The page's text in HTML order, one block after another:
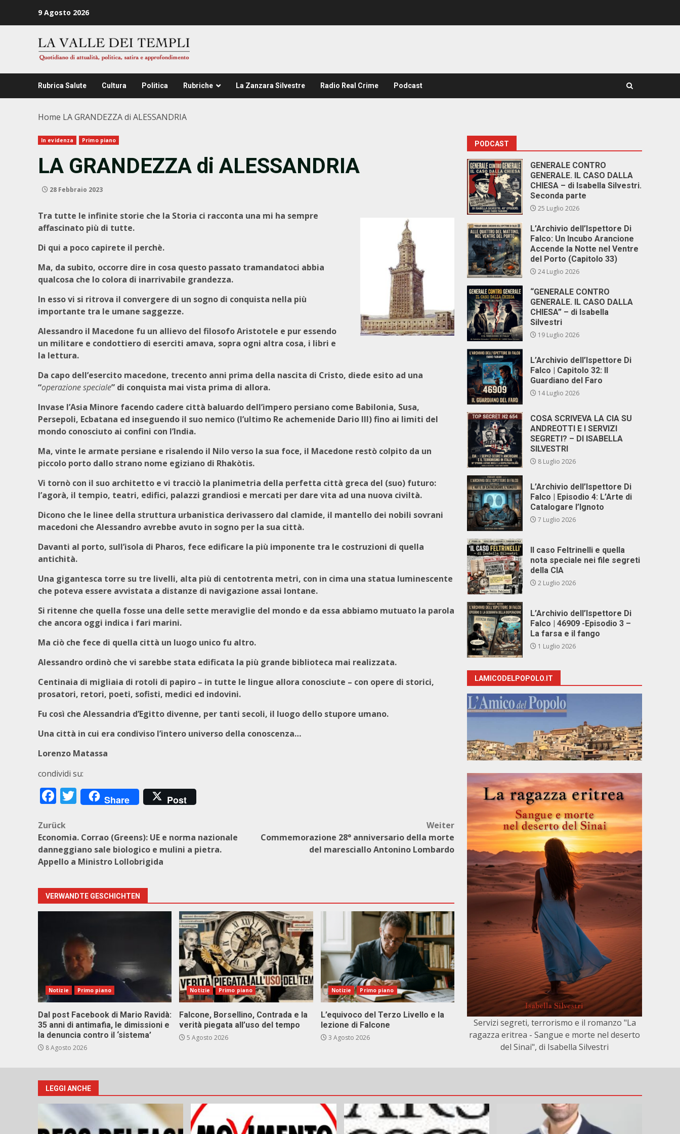
9 Agosto 2026
Rubrica Salute Cultura Politica Rubriche La Zanzara Silvestre Radio Real Crime Podcast
Home LA GRANDEZZA di ALESSANDRIA
In evidenza Primo piano
LA GRANDEZZA di ALESSANDRIA
28 Febbraio 2023
Tra tutte le infinite storie che la Storia ci racconta una mi ha sempre
affascinato più di tutte.
Di qui a poco capirete il perchè.
Ma, da subito, occorre dire in cosa questo passato tramandatoci abbia
qualcosa che lo colora di inarrivabile grandezza.
In esso vi si ritrova il convergere di un sogno di conquista nella più
importante tra le umane saggezze.
Alessandro il Macedone fu un allievo del filosofo Aristotele e pur essendo
un militare e condottiero di eserciti amava, sopra ogni altra cosa, i libri e
la lettura.
Da capo dell’esercito macedone, trecento anni prima della nascita di Cristo, diede esito ad una
“operazione speciale” di conquista mai vista prima di allora.
Invase l’Asia Minore facendo cadere città baluardo dell’impero persiano come Babilonia, Susa,
Persepoli, Ecbatana ed inseguendo il suo nemico (l’ultimo Re achemenide Dario III) fino ai limiti del
mondo conosciuto ai confini con l’India.
Ma, vinte le armate persiane e risalendo il Nilo verso la sua foce, il Macedone restò colpito da un
piccolo porto dallo strano nome egiziano di Rhakòtis.
Vi tornò con il suo architetto e vi tracciò la planimetria della perfetta città greca del (suo) futuro:
l’agorà, il tempio, teatri, edifici, palazzi grandiosi e mercati per dare vita ad una nuova civiltà.
Dicono che le linee della struttura urbanistica derivassero dal clamide, il mantello dei nobili sovrani
macedoni che Alessandro avrebbe avuto in sogno per la sua città.
Davanti al porto, sull’isola di Pharos, fece edificare la più imponente tra le costruzioni di quella
antichità.
Una gigantesca torre su tre livelli, alta più di centotrenta metri, con in cima una statua luminescente
che poteva essere avvistata a distanze di navigazione assai lontane.
Si ritenne che quella fosse una delle sette meraviglie del mondo e da essa abbiamo mutuato la parola
che ancora oggi indica i fari marini.
Ma ciò che fece di quella città un luogo unico fu altro.
Alessandro ordinò che vi sarebbe stata edificata la più grande biblioteca mai realizzata.
Centinaia di migliaia di rotoli di papiro – in tutte le lingue allora conosciute – con opere di storici,
prosatori, retori, poeti, sofisti, medici ed indovini.
Fu così che Alessandria d’Egitto divenne, per tanti secoli, il luogo dello stupore umano.
Una città in cui era condiviso l’intero universo della conoscenza…
Lorenzo Matassa
condividi su:
Facebook
Twitter
Share Post
Beitragsnavigation
Zurück
Economia. Corrao (Greens): UE e norma nazionale
danneggiano sale biologico e mulini a pietra.
Appello a Ministro Lollobrigida
Weiter
Commemorazione 28° anniversario della morte
del maresciallo Antonino Lombardo
VERWANDTE GESCHICHTEN
Notizie Primo piano
Dal post Facebook di Mario Ravidà:
35 anni di antimafia, le dimissioni e
la denuncia contro il ‘sistema’
8 Agosto 2026
Notizie Primo piano
Falcone, Borsellino, Contrada e la
verità piegata all’uso del tempo
5 Agosto 2026
Notizie Primo piano
L’equivoco del Terzo Livello e la
lezione di Falcone
3 Agosto 2026
PODCAST
GENERALE CONTRO
GENERALE. IL CASO DALLA
CHIESA – di Isabella Silvestri.
Seconda parte
25 Luglio 2026
L’Archivio dell’Ispettore Di
Falco: Un Incubo Arancione
Accende la Notte nel Ventre
del Porto (Capitolo 33)
24 Luglio 2026
“GENERALE CONTRO
GENERALE. IL CASO DALLA
CHIESA” – di Isabella
Silvestri
19 Luglio 2026
L’Archivio dell’Ispettore Di
Falco | Capitolo 32: Il
Guardiano del Faro
14 Luglio 2026
COSA SCRIVEVA LA CIA SU
ANDREOTTI E I SERVIZI
SEGRETI? – DI ISABELLA
SILVESTRI
8 Luglio 2026
L’Archivio dell’Ispettore Di
Falco | Episodio 4: L’Arte di
Catalogare l’Ignoto
7 Luglio 2026
Il caso Feltrinelli e quella
nota speciale nei file segreti
della CIA
2 Luglio 2026
L’Archivio dell’Ispettore Di
Falco | 46909 -Episodio 3 –
La farsa e il fango
1 Luglio 2026
LAMICODELPOPOLO.IT
Servizi segreti, terrorismo e il romanzo "La
ragazza eritrea - Sangue e morte nel deserto
del Sinai", di Isabella Silvestri
LEGGI ANCHE